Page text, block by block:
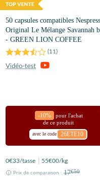
50 capsules compatibles
Original Le Mélange Savannah
- GREEN LION COFFEE
(11)
-10%
pour l'achat
de ce produit
avec le code 26ETE10
0€33/tasse 55€00/kg
Prix de comparaison : 17€50